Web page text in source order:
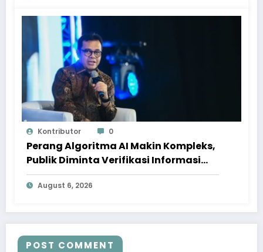
Kontributor 0
Perang Algoritma AI Makin Kompleks,
Publik Diminta Verifikasi Informasi
Digital
August 6, 2026
POST COMMENT